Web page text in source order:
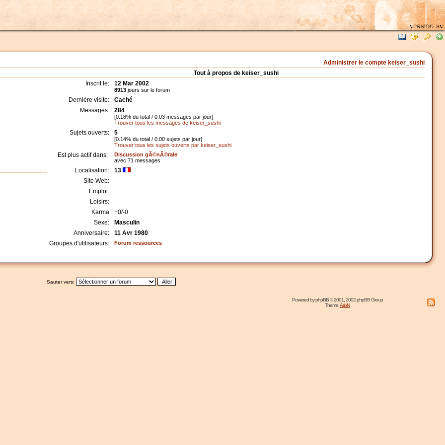
Administrer le compte keiser_sushi
Tout à propos de keiser_sushi
Inscrit le: 12 Mar 2002
8913 jours sur le forum
Dernière visite:
Caché
Messages:
284
[0.18% du total / 0.03 messages par jour]
Trouver tous les messages de keiser_sushi
Sujets ouverts: 5
[0.14% du total / 0.00 sujets par jour]
Trouver tous les sujets ouverts par keiser_sushi
Est plus actif dans:
Discussion gÃ©nÃ©rale
avec 71 messages
Localisation:
13
Site Web:
Emploi:
Loisirs:
Karma: +0/-0
Sexe:
Masculin
Anniversaire:
11 Avr 1980
Groupes d'utilisateurs:
Forum ressources
Sauter vers:
Powered byphpBB© 2001, 2002 phpBB Group
Theme:ArioN